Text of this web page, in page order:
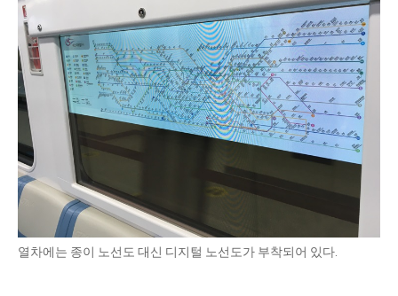
열차에는 종이 노선도 대신 디지털 노선도가 부착되어 있다.